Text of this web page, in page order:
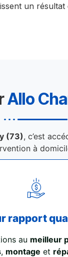
un résultat
Allo
(73), c’est
à
rapport
au meilleur
, montage et